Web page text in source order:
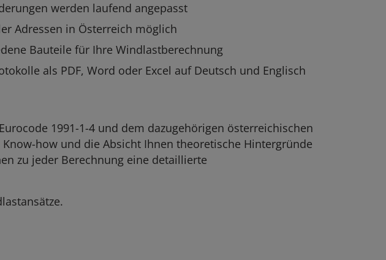
werden laufend angepasst
Adressen in Österreich möglich
Bauteile für Ihre Windlastberechnung
als PDF, Word oder Excel auf Deutsch und Englisch
1991-1-4 und dem dazugehörigen österreichischen
how und die Absicht Ihnen theoretische Hintergründe
zu jeder Berechnung eine detaillierte